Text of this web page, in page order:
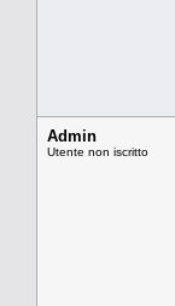
Admin
Utente non iscritto